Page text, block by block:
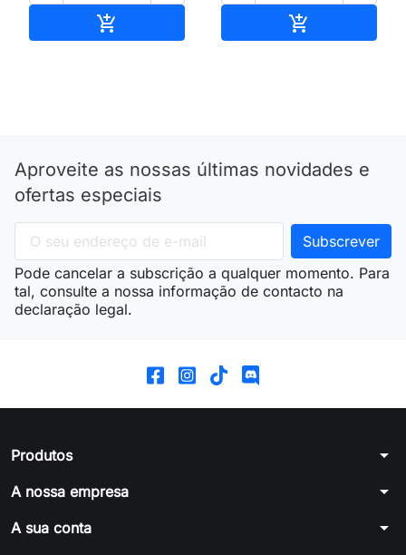
 
Aproveite as nossas últimas novidades e
ofertas especiais
Pode cancelar a subscrição a qualquer momento. Para
tal, consulte a nossa informação de contacto na
declaração legal.
Produtos arrow_drop_down
A nossa empresa arrow_drop_down
A sua conta
arrow_drop_down